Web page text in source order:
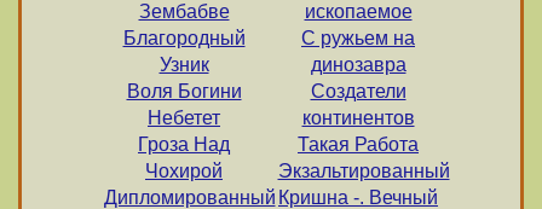
Зембабве
Благородный
Узник
Воля Богини
Небетет
Гроза Над
Чохирой
Дипломированный
ископаемое
С ружьем на
динозавра
Создатели
континентов
Такая Работа
Экзальтированный
Кришна -. Вечный